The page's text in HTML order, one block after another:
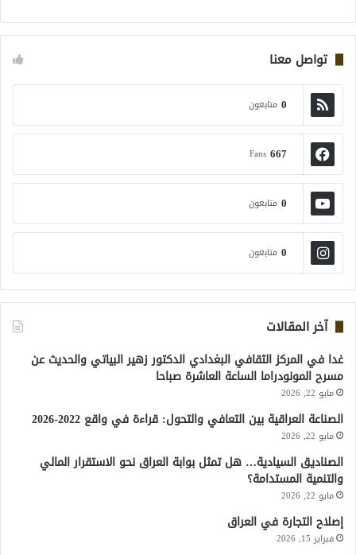
تواصل معنا
0 متابعون
667
Fans
0 متابعون
0 متابعون
آخر المقالات
غدا في المركز الثقافي البغدادي الدكتور زهير البياتي والحديث عن
مسرح المونودراما الساعة العاشرة صباحا
مايو 22, 2026
الصناعة العراقية بين التعافي والتحول: قراءة في واقع 2022-2026
مايو 22, 2026
الصناديق السيادية… هل تمثل بوابة العراق نحو الاستقرار المالي
والتنمية المستدامة؟
مايو 22, 2026
إصلاح التجارة في العراق
فبراير 15, 2026